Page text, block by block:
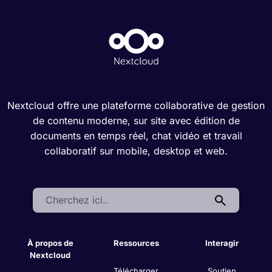
Nextcloud offre une plateforme collaborative de gestion
de contenu moderne, sur site avec édition de
documents en temps réel, chat vidéo et travail
collaboratif sur mobile, desktop et web.
Search:
À propos de
Nextcloud
Ressources Interagir